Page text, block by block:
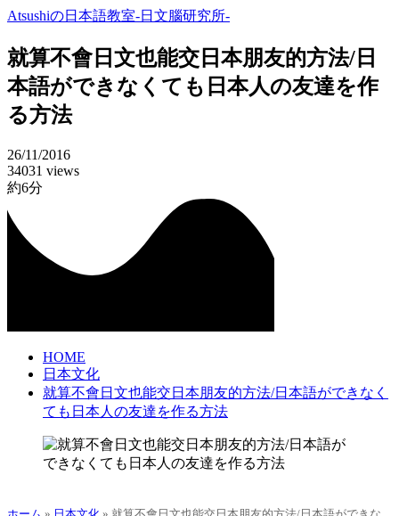
Atsushiの日本語教室-日文腦研究所-
就算不會日文也能交日本朋友的方法/日
本語ができなくても日本人の友達を作
る方法
26/11/2016
34031 views
約6分
HOME
日本文化
就算不會日文也能交日本朋友的方法/日本語ができなく
ても日本人の友達を作る方法